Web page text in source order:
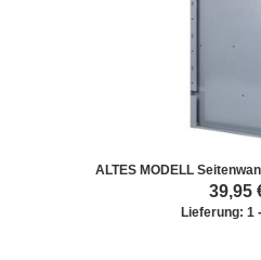
ALTES MODELL
39,95
Lieferung: 1